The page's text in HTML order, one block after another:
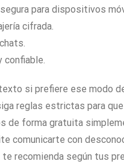
para dispositivos
cifrada.
confiable.
si prefiere ese modo
reglas estrictas para
forma gratuita
comunicarte con
recomienda según tus